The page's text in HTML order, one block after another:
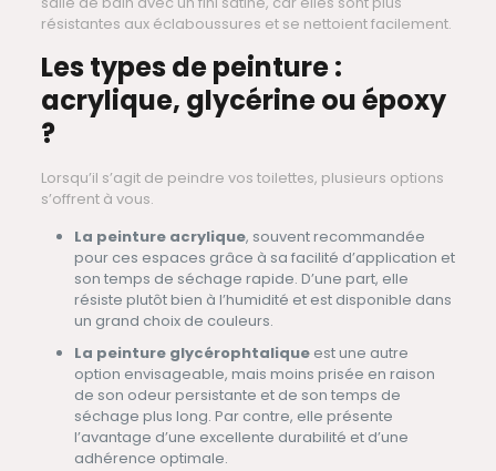
résistantes aux éclaboussures et se nettoient facilement.
Les types de peinture :
acrylique, glycérine ou époxy
?
Lorsqu’il s’agit de peindre vos toilettes, plusieurs options
s’offrent à vous.
La peinture acrylique, souvent recommandée
pour ces espaces grâce à sa facilité d’application et
son temps de séchage rapide. D’une part, elle
résiste plutôt bien à l’humidité et est disponible dans
un grand choix de couleurs.
La peinture glycérophtaliqueest une autre
option envisageable, mais moins prisée en raison
de son odeur persistante et de son temps de
séchage plus long. Par contre, elle présente
l’avantage d’une excellente durabilité et d’une
adhérence optimale.